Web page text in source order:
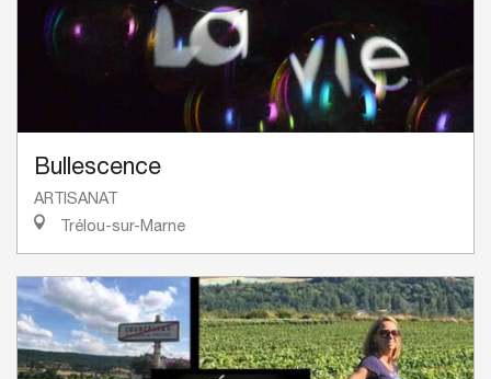
Bullescence
ARTISANAT
Trélou-sur-Marne